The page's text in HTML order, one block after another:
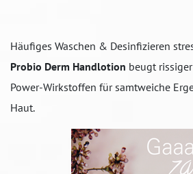
Häufiges Waschen & Desinfizieren
Probio Derm Handlotion beugt
Power-Wirkstoffen für samtweiche
Haut.